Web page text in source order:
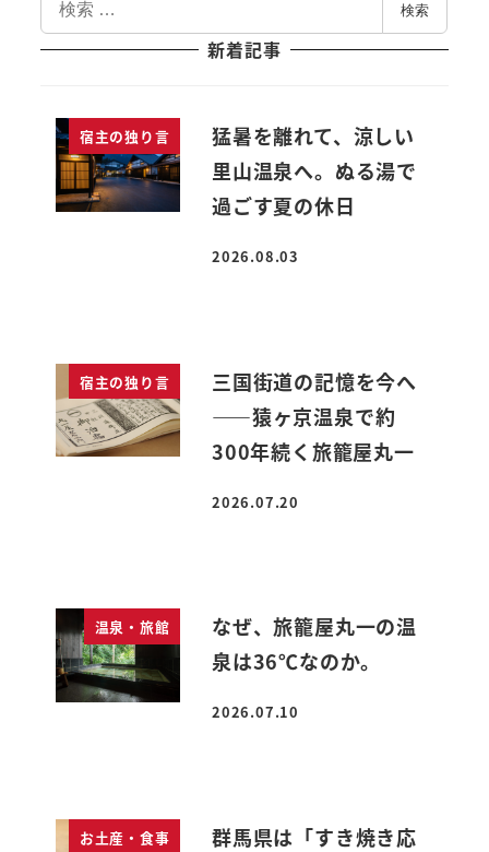
索
検索
新着記事
宿主の独り言
猛暑を離れて、涼しい
里山温泉へ。ぬる湯で
過ごす夏の休日
投稿日
2026.08.03
宿主の独り言
三国街道の記憶を今へ
――猿ヶ京温泉で約
300年続く旅籠屋丸一
投稿日
2026.07.20
温泉・旅館
なぜ、旅籠屋丸一の温
泉は36℃なのか。
投稿日
2026.07.10
お土産・食事
群馬県は「すき焼き応